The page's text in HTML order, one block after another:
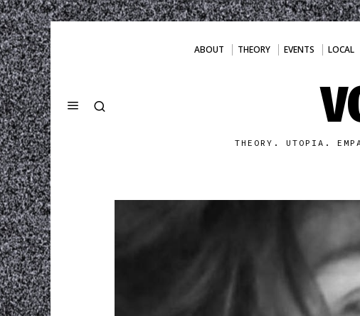
ABOUT THEORY EVENTS LOCAL
THEORY. UTOPIA.